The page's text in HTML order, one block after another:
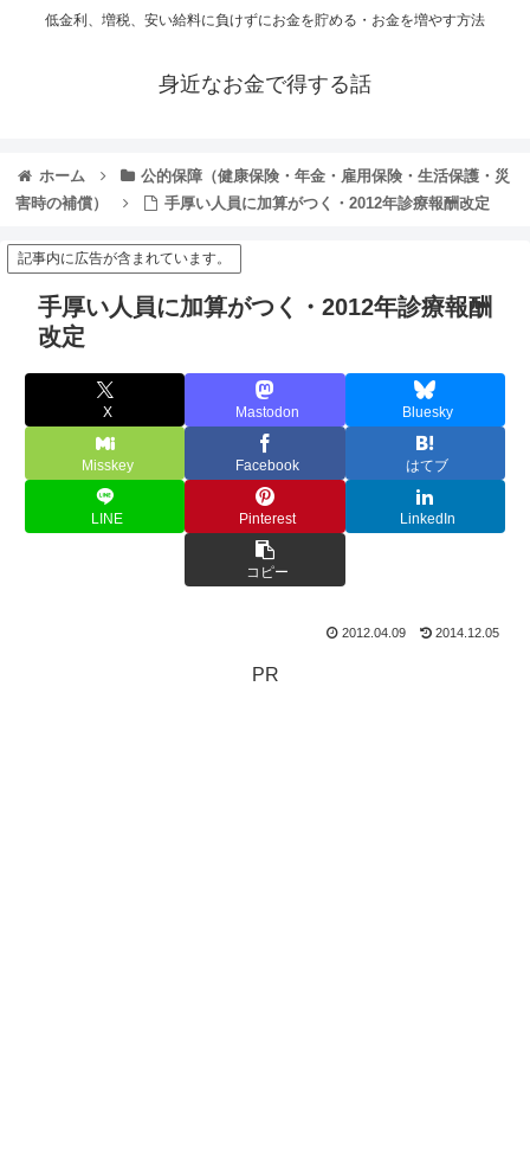
低金利、増税、安い給料に負けずにお金を貯める・お金を増やす方法
身近なお金で得する話
ホーム
公的保障（健康保険・年金・雇用保険・生活保護・災
害時の補償）
手厚い人員に加算がつく・2012年診療報酬改定
記事内に広告が含まれています。
手厚い人員に加算がつく・2012年診療報酬
改定
X Mastodon Bluesky
Misskey Facebook はてブ
LINE Pinterest LinkedIn
コピー
2012.04.09 2014.12.05
PR